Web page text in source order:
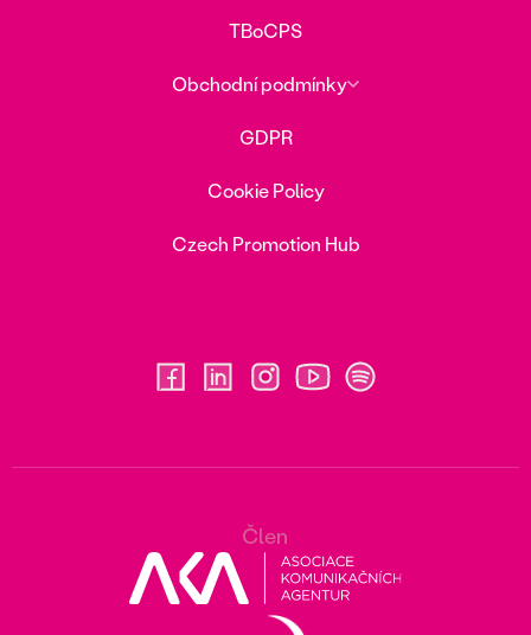
TBoCPS
Obchodní podmínky
GDPR
Cookie Policy
Czech Promotion Hub
Člen